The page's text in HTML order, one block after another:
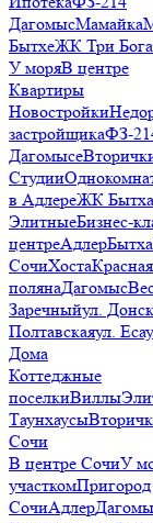
ДагомысМамайка
БытхеЖК Три
У моряВ центре
Квартиры
Новостройки
застройщикаФЗ-
Дагомысе
Студии
в АдлереЖК
ЭлитныеБизнес-
центреАдлерБытха
СочиХостаКрасная
полянаДагомыс
Заречныйул.
Полтавскаяул.
Дома
Коттеджные
поселкиВиллы
Таунхаусы
Сочи
В центре СочиУ
участкомПригород
СочиАдлер